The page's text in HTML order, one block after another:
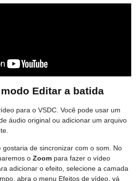
Editar a batida
para o VSDC. Você pode usar um
áudio original ou adicionar um arquivo
gostaria de sincronizar com o som. No
o Zoom para fazer o vídeo
adicionar o efeito, selecione a camada
abra o menu Efeitos de vídeo, vá